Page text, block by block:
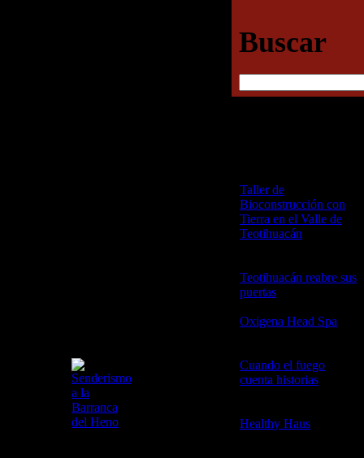
Buscar
Taller de
Bioconstrucción con
Tierra en el Valle de
Teotihuacán
Teotihuacán reabre sus
puertas
Oxigena Head Spa
Cuando el fuego
cuenta historias
Healthy Haus